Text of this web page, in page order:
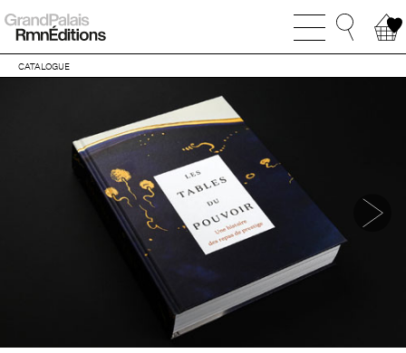
CATALOGUE